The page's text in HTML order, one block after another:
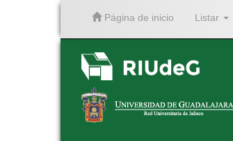
Página de inicio Listar